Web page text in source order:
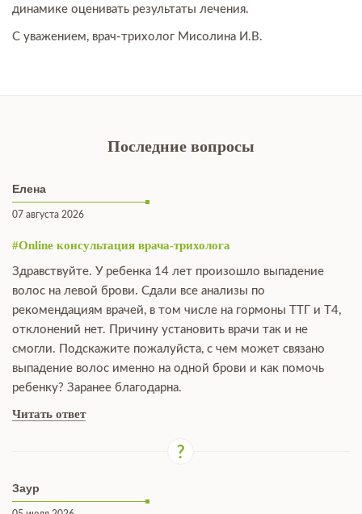
динамике оценивать результаты лечения.
С уважением, врач-трихолог Мисолина И.В.
Последние вопросы
Елена
07 августа 2026
#Online консультация врача-трихолога
Здравствуйте. У ребенка 14 лет произошло выпадение
волос на левой брови. Сдали все анализы по
рекомендациям врачей, в том числе на гормоны ТТГ и Т4,
отклонений нет. Причину установить врачи так и не
смогли. Подскажите пожалуйста, с чем может связано
выпадение волос именно на одной брови и как помочь
ребенку? Заранее благодарна.
Читать ответ
Заур